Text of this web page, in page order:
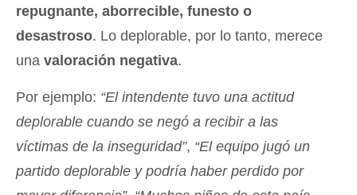
repugnante, aborrecible, funesto o
desastroso. Lo deplorable, por lo tanto, merece
una valoración negativa.
Por ejemplo: “El intendente tuvo una actitud
deplorable cuando se negó a recibir a las
víctimas de la inseguridad”, “El equipo jugó un
partido deplorable y podría haber perdido por